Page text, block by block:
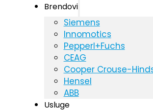
Brendovi
Siemens
Innomotics
Pepperl+Fuchs
CEAG
Cooper Crouse-
Hensel
ABB
Usluge